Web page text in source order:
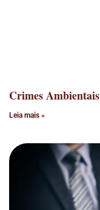
Crimes Ambientais
Leia mais »